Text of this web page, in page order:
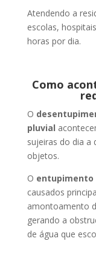
Atendendo a
escolas,
horas por dia.
Como
O
pluvial
sujeiras do dia a
objetos.
O entupimento
causados
amontoamento
gerando a
de água que